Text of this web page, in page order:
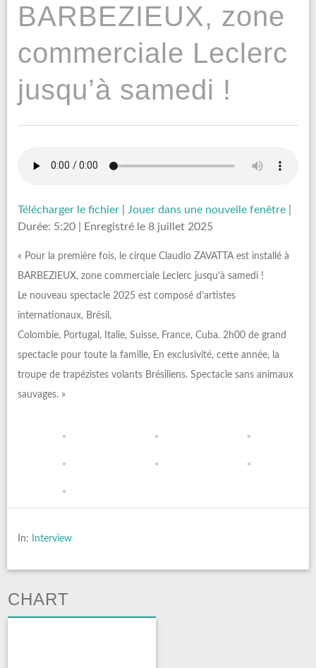
BARBEZIEUX, zone
commerciale Leclerc
jusqu’à samedi !
Télécharger le fichier Jouer dans une nouvelle fenêtre
Durée: 5:20
Enregistré le 8 juillet 2025
« Pour la première fois, le cirque Claudio ZAVATTA est installé à
BARBEZIEUX, zone commerciale Leclerc jusqu’à samedi !
Le nouveau spectacle 2025 est composé d’artistes
internationaux, Brésil,
Colombie, Portugal, Italie, Suisse, France, Cuba. 2h00 de grand
spectacle pour toute la famille, En exclusivité, cette année, la
troupe de trapézistes volants Brésiliens. Spectacle sans animaux
sauvages. »
In: Interview
CHART